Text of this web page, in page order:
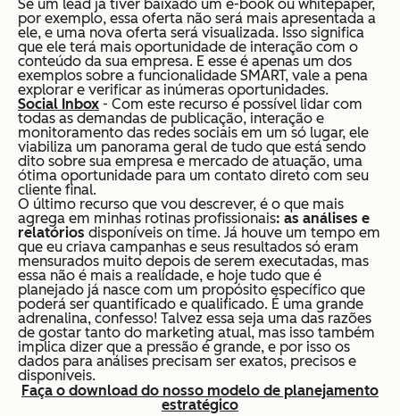
Se um lead já tiver baixado um e-book ou whitepaper,
por exemplo, essa oferta não será mais apresentada a
ele, e uma nova oferta será visualizada. Isso significa
que ele terá mais oportunidade de interação com o
conteúdo da sua empresa. E esse é apenas um dos
exemplos sobre a funcionalidade SMART, vale a pena
explorar e verificar as inúmeras oportunidades.
Social Inbox - Com este recurso é possível lidar com
todas as demandas de publicação, interação e
monitoramento das redes sociais em um só lugar, ele
viabiliza um panorama geral de tudo que está sendo
dito sobre sua empresa e mercado de atuação, uma
ótima oportunidade para um contato direto com seu
cliente final.
O último recurso que vou descrever, é o que mais
agrega em minhas rotinas profissionais: as análises e
relatórios disponíveis on time. Já houve um tempo em
que eu criava campanhas e seus resultados só eram
mensurados muito depois de serem executadas, mas
essa não é mais a realidade, e hoje tudo que é
planejado já nasce com um propósito específico que
poderá ser quantificado e qualificado. É uma grande
adrenalina, confesso! Talvez essa seja uma das razões
de gostar tanto do marketing atual, mas isso também
implica dizer que a pressão é grande, e por isso os
dados para análises precisam ser exatos, precisos e
disponíveis.
Faça o download do nosso modelo de planejamento
estratégico